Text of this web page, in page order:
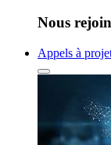
Nous
Appels à